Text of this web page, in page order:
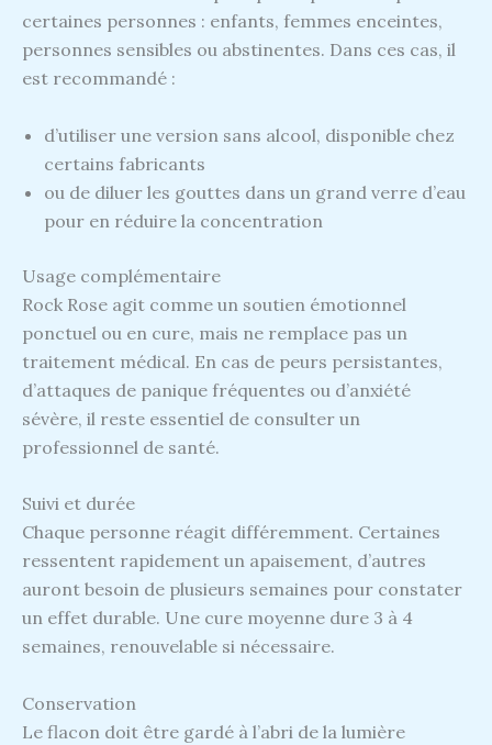
certaines personnes : enfants, femmes enceintes,
personnes sensibles ou abstinentes. Dans ces cas, il
est recommandé :
d’utiliser une version sans alcool, disponible chez
certains fabricants
ou de diluer les gouttes dans un grand verre d’eau
pour en réduire la concentration
Usage complémentaire
Rock Rose agit comme un soutien émotionnel
ponctuel ou en cure, mais ne remplace pas un
traitement médical. En cas de peurs persistantes,
d’attaques de panique fréquentes ou d’anxiété
sévère, il reste essentiel de consulter un
professionnel de santé.
Suivi et durée
Chaque personne réagit différemment. Certaines
ressentent rapidement un apaisement, d’autres
auront besoin de plusieurs semaines pour constater
un effet durable. Une cure moyenne dure 3 à 4
semaines, renouvelable si nécessaire.
Conservation
Le flacon doit être gardé à l’abri de la lumière